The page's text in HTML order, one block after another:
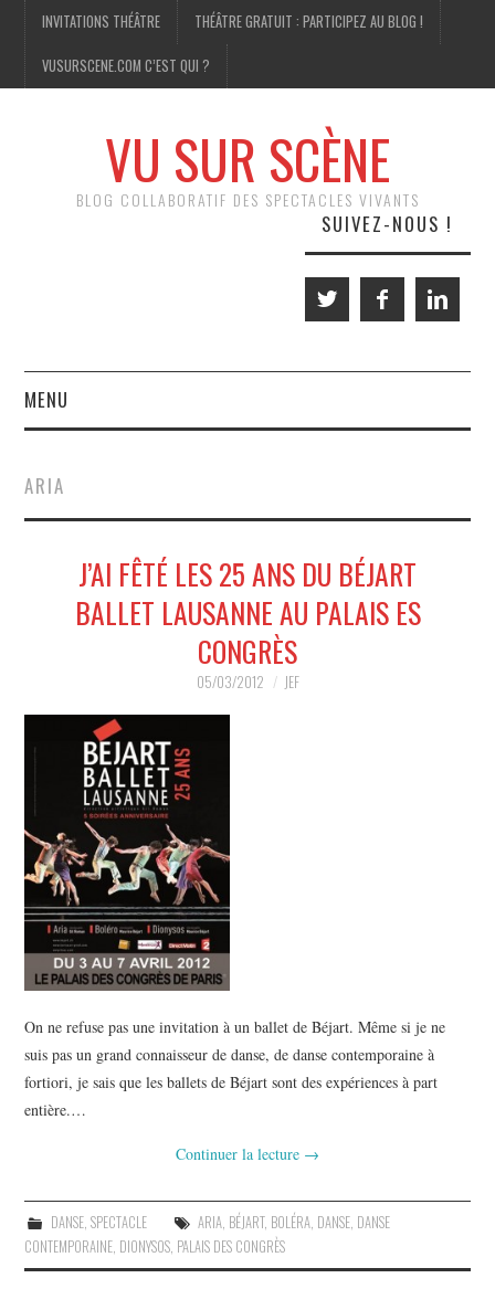
INVITATIONS THÉÂTRE THÉÂTRE GRATUIT : PARTICIPEZ AU BLOG !
VUSURSCENE.COM C’EST QUI ?
VU SUR SCÈNE
BLOG COLLABORATIF DES SPECTACLES VIVANTS
SUIVEZ-NOUS !
MENU
MUSIQUE
HUMOUR
SPECTACLE
PROPOSER UN SPECTACLE
ARIA
J’AI FÊTÉ LES 25 ANS DU BÉJART
BALLET LAUSANNE AU PALAIS ES
CONGRÈS
05/03/2012 JEF
On ne refuse pas une invitation à un ballet de Béjart. Même si je ne
suis pas un grand connaisseur de danse, de danse contemporaine à
fortiori, je sais que les ballets de Béjart sont des expériences à part
entière.…
Continuer la lecture →
DANSE, SPECTACLE ARIA, BÉJART, BOLÉRA, DANSE, DANSE
CONTEMPORAINE DIONYSOS PALAIS DES CONGRÈS